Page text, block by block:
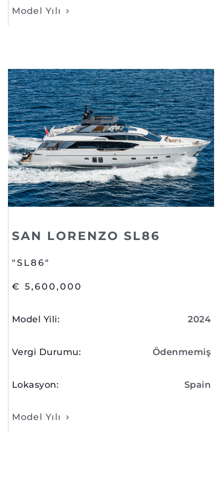
Model Yılı
SAN LORENZO SL86
"SL86"
€ 5,600,000
Model Yili: 2024
Vergi Durumu: Ödenmemiş
Lokasyon: Spain
Model Yılı